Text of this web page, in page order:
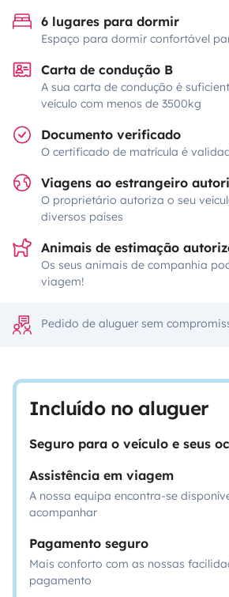
6 lugares para dormir
Espaço para dormir confortável
Carta de condução B
A sua carta de condução é
veículo com menos de 3500kg
Documento verificado
O certificado de matrícula é
Viagens ao estrangeiro
O proprietário autoriza o seu
diversos países
Animais de estimação
Os seus animais de companhia
viagem!
Pedido de aluguer sem
Incluído no aluguer
Seguro para o veículo e seus
Assistência em viagem
A nossa equipa encontra-se
acompanhar
Pagamento seguro
Mais conforto com as nossas
pagamento